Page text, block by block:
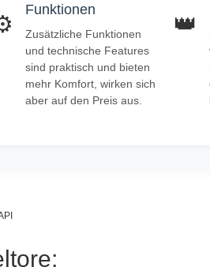
Funktionen
Zusätzliche Funktionen
und technische Features
sind praktisch und bieten
mehr Komfort, wirken sich
aber auf den Preis aus.
👑